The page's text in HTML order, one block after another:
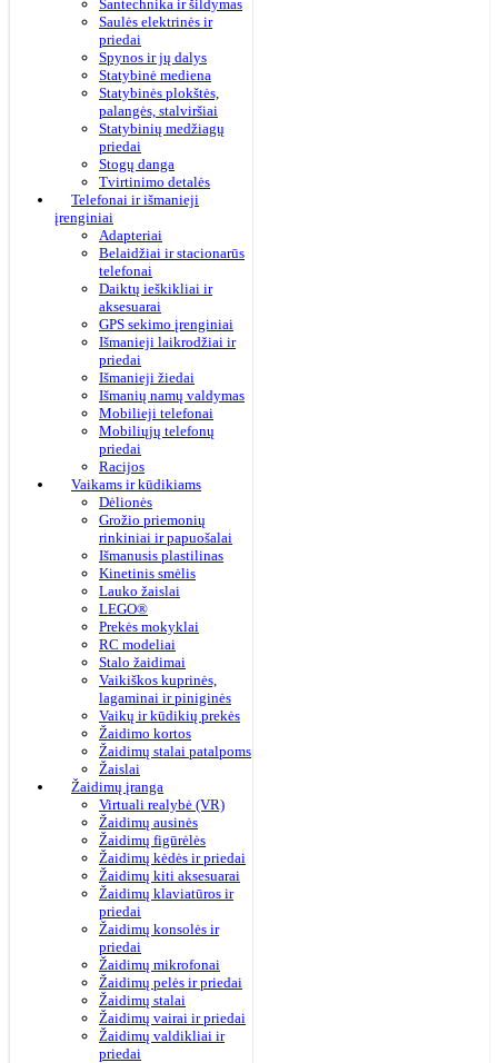
Santechnika ir šildymas
Saulės elektrinės ir
priedai
Spynos ir jų dalys
Statybinė mediena
Statybinės plokštės,
palangės, stalviršiai
Statybinių medžiagų
priedai
Stogų danga
Tvirtinimo detalės
Telefonai ir išmanieji
įrenginiai
Adapteriai
Belaidžiai ir stacionarūs
telefonai
Daiktų ieškikliai ir
aksesuarai
GPS sekimo įrenginiai
Išmanieji laikrodžiai ir
priedai
Išmanieji žiedai
Išmanių namų valdymas
Mobilieji telefonai
Mobiliųjų telefonų
priedai
Racijos
Vaikams ir kūdikiams
Dėlionės
Grožio priemonių
rinkiniai ir papuošalai
Išmanusis plastilinas
Kinetinis smėlis
Lauko žaislai
LEGO®
Prekės mokyklai
RC modeliai
Stalo žaidimai
Vaikiškos kuprinės,
lagaminai ir piniginės
Vaikų ir kūdikių prekės
Žaidimo kortos
Žaidimų stalai patalpoms
Žaislai
Žaidimų įranga
Virtuali realybė (VR)
Žaidimų ausinės
Žaidimų figūrėlės
Žaidimų kėdės ir priedai
Žaidimų kiti aksesuarai
Žaidimų klaviatūros ir
priedai
Žaidimų konsolės ir
priedai
Žaidimų mikrofonai
Žaidimų pelės ir priedai
Žaidimų stalai
Žaidimų vairai ir priedai
Žaidimų valdikliai ir
priedai